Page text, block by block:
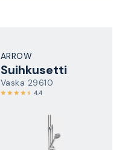
ARROW
Suihkusetti
Vaska 29610
4,4